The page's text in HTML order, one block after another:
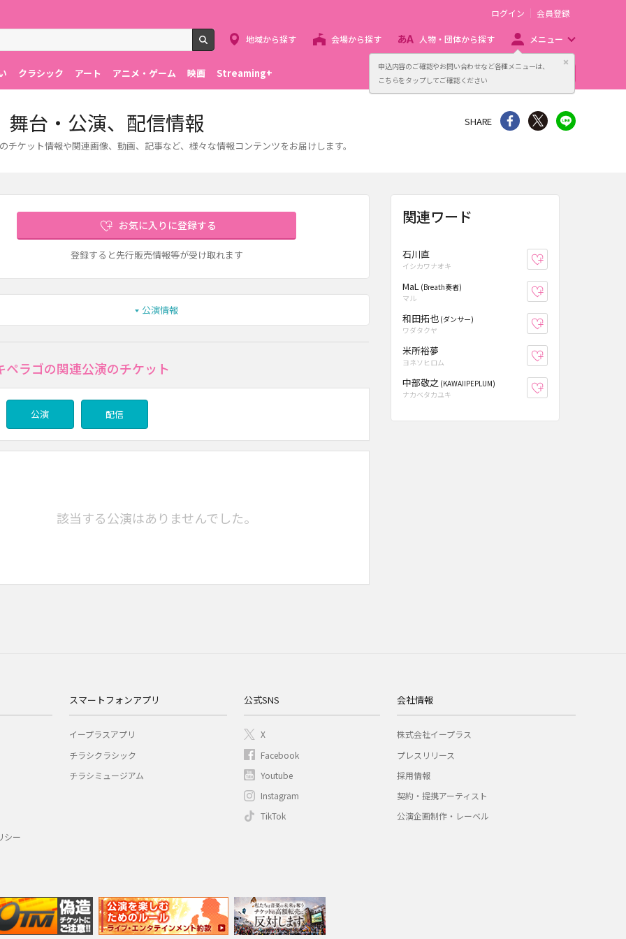
申込内容のご確認やお問い合わせなど各種メニューは、
こちらをタップしてご確認ください
閉じる
検索
ログイン 会員登録
地域から探す 会場から探す 人物・団体から探す メニュー
クラシック アート アニメ・ゲーム 映画 Streaming+ 主催者向け販売サービス
台・公演、配信情報
ケット情報や関連画像、動画、記事など、様々な情報コンテンツをお届けします。
SHARE シェア Twitter
お気に入りに登録する
登録すると先行販売情報等が受け取れます
公演情報
ペラゴの関連公演のチケット
公演 配信
該当する公演はありませんでした。
関連ワード
石川直
イシカワナオキ
MaL (Breath奏者)
マル
和田拓也 (ダンサー)
ワダタクヤ
米所裕夢
ヨネソヒロム
中部敬之 (KAWAIIPEPLUM)
ナカベタカユキ
シー
スマートフォンアプリ
イープラスアプリ
チラシクラシック
チラシミュージアム
公式SNS
X
Facebook
Youtube
Instagram
TikTok
会社情報
株式会社イープラス
プレスリリース
採用情報
契約・提携アーティスト
公演企画制作・レーベル